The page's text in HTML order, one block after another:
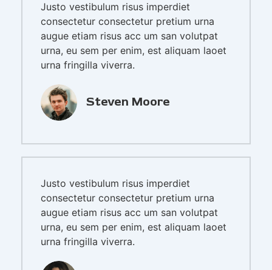
Justo vestibulum risus imperdiet
consectetur consectetur pretium urna
augue etiam risus acc um san volutpat
urna, eu sem per enim, est aliquam laoet
urna fringilla viverra.
Steven Moore
Justo vestibulum risus imperdiet
consectetur consectetur pretium urna
augue etiam risus acc um san volutpat
urna, eu sem per enim, est aliquam laoet
urna fringilla viverra.